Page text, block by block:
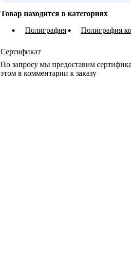
Товар находится в категориях
Полиграфия
Полиграфия
Сертификат
По запросу мы предоставим
этом в комментарии к заказу